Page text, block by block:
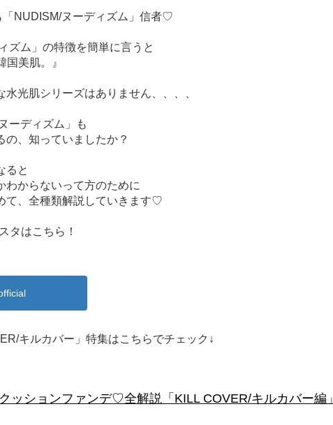
「NUDISM/ヌーディズム」信者♡
ズム」の特徴を簡単に言うと
国美肌。』
水光肌シリーズはありません、、、、
ーディズム」も
の、知っていましたか？
ると
わからないって方のために
て、全種類解説していきます♡
タはこちら！
キルカバー」特集はこちらでチェック↓
ッションファンデ♡全解説「KILL COVER/キルカバー編」